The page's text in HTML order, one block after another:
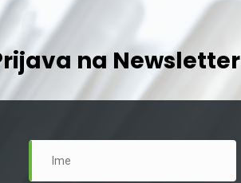
na Newsletter